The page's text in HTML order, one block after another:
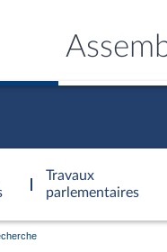
Travaux
parlementaires